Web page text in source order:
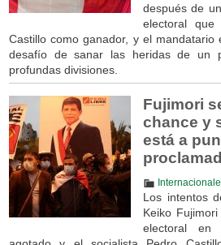
después de
electoral
Castillo como ganador, y el
desafío de sanar las heridas de un
profundas divisiones.
Fujimori
chance y
está a
Los intentos
Keiko
electoral en